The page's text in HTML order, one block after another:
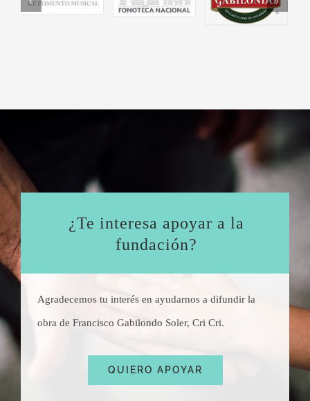
¿Te interesa apoyar a la
fundación?
Agradecemos tu interés en ayudarnos a difundir la
obra de Francisco Gabilondo Soler, Cri Cri.
QUIERO APOYAR